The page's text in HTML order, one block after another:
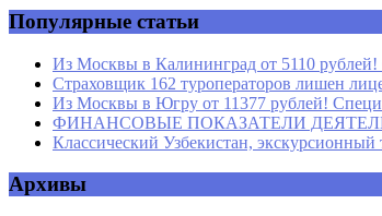
Популярные статьи
Из Москвы в Калининград от 5110
Страховщик 162 туроператоров лишен
Из Москвы в Югру от 11377 рублей!
ФИНАНСОВЫЕ ПОКАЗАТЕЛИ
Классический Узбекистан,
Архивы